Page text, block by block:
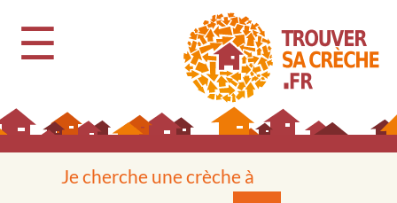
☰
Je cherche une crèche à